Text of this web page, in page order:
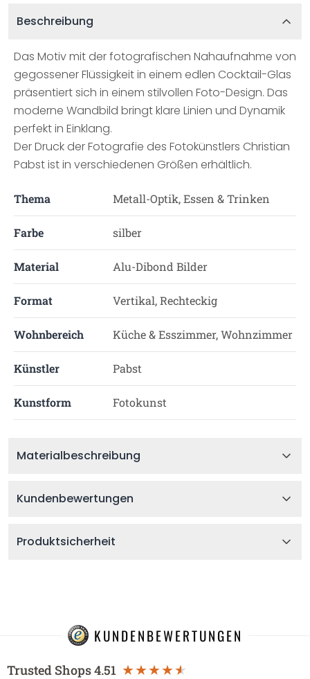
Beschreibung
Das Motiv mit der fotografischen Nahaufnahme von
gegossener Flüssigkeit in einem edlen Cocktail-Glas
präsentiert sich in einem stilvollen Foto-Design. Das
moderne Wandbild bringt klare Linien und Dynamik
perfekt in Einklang.
Der Druck der Fotografie des Fotokünstlers Christian
Pabst ist in verschiedenen Größen erhältlich.
Thema Metall-Optik, Essen & Trinken
Farbe silber
Material Alu-Dibond Bilder
Format Vertikal, Rechteckig
Wohnbereich Küche & Esszimmer, Wohnzimmer
Künstler Pabst
Kunstform Fotokunst
Materialbeschreibung
Kundenbewertungen
Produktsicherheit
KUNDENBEWERTUNGEN
Trusted Shops4.51